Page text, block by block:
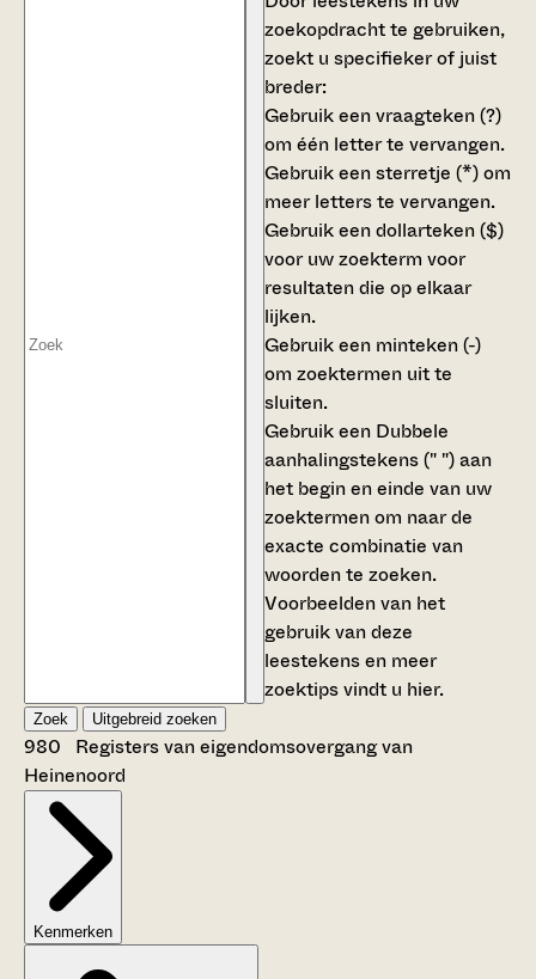
zoekopdracht te gebruiken,
zoekt u specifieker of juist
breder:
Gebruik eenvraagteken (?)
om één letter te vervangen.
Gebruik eensterretje (*)om
meer letters te vervangen.
Gebruik eendollarteken ($)
voor uw zoekterm voor
resultaten die op elkaar
lijken.
Gebruik een minteken (-)
om zoektermen uit te
sluiten.
Gebruik een Dubbele
aanhalingstekens (" ")aan
het begin en einde van uw
zoektermen om naar de
exacte combinatie van
woorden te zoeken.
Voorbeelden van het
gebruik van deze
leestekens en meer
zoektips vindt u hier.
Zoek Uitgebreid zoeken
980 Registers van eigendomsovergang van
Heinenoord
Kenmerken